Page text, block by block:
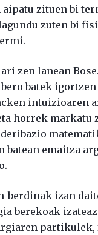
aipatu zituen bi
zuten bi
zen lanean
batek
intuizioaren
horrek markatu
emaitza
berdinak izan
berekoak